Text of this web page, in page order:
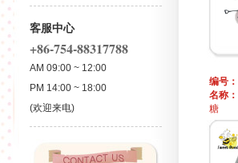
客服中心
+86-754-88317788
AM 09:00 ~ 12:00
PM 14:00 ~ 18:00
(欢迎来电)
编号：
名称：
糖